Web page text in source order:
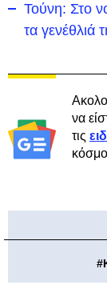
Τούνη: Στο
τα γενέθλιά
να
τις
#